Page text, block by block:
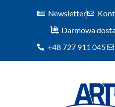
Newsletter
Darmowa
+48 727 911 045